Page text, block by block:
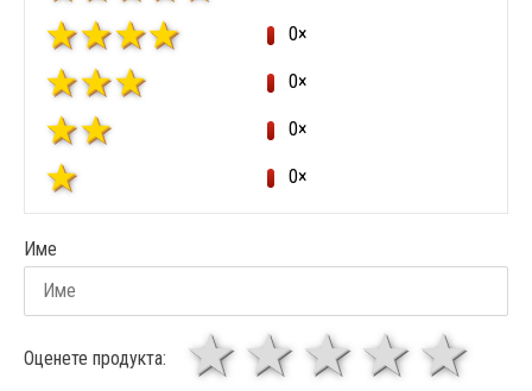
0×
0×
0×
0×
Име
Оценете продукта: 4
3
звезди
1 звезда